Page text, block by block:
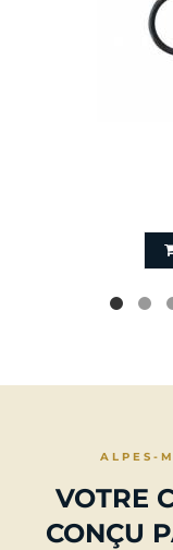
ALPES-
VOTRE
CONÇU